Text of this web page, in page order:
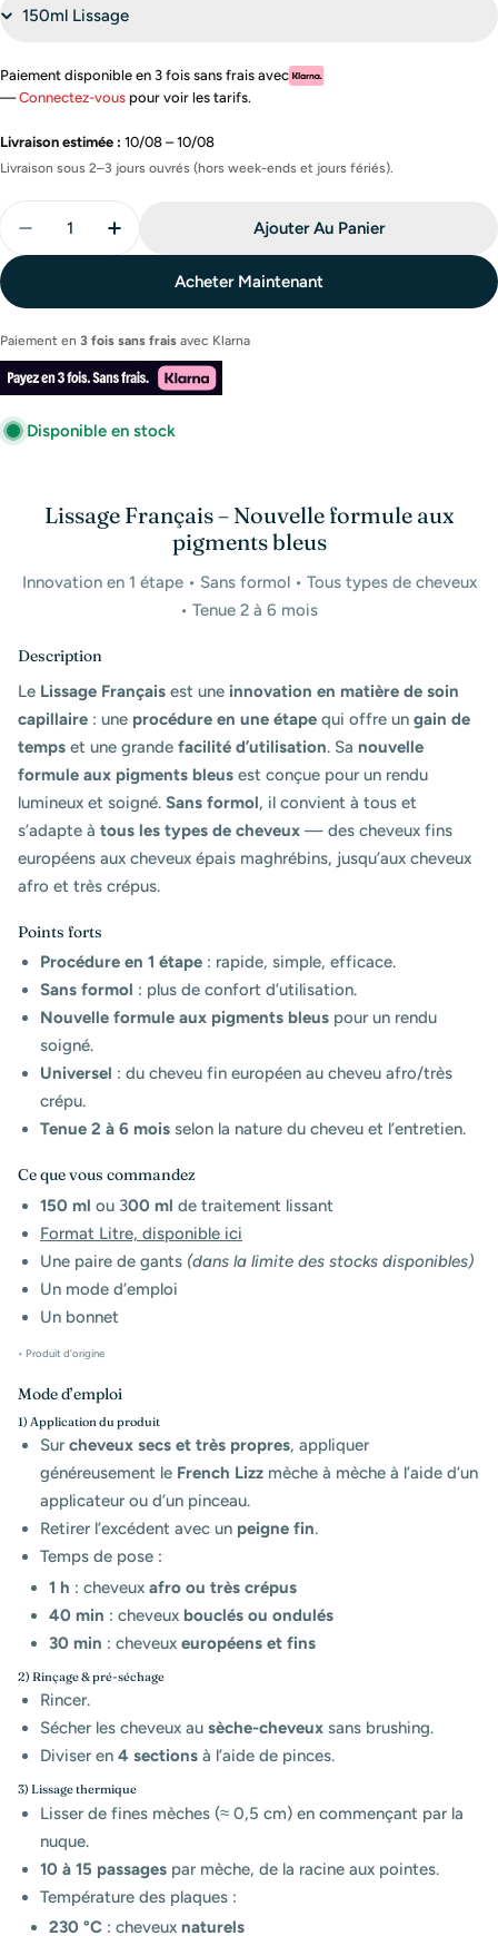
Paiement disponible en 3 fois sans frais avec
—Connectez-vous pour voir les tarifs.
Livraison estimée : 10/08 – 10/08
Livraison sous 2–3 jours ouvrés (hors week-ends et jours fériés).
Diminuer La Quantité Pour Lissage Français –
Augmenter La Quantité Pour Lissage
Ajouter Au Panier
Acheter Maintenant
Paiement en 3 fois sans frais avec Klarna
Disponible en stock
Lissage Français – Nouvelle formule aux
pigments bleus
Innovation en 1 étape • Sans formol • Tous types de cheveux
• Tenue 2 à 6 mois
Description
Le Lissage Français est une innovation en matière de soin
capillaire : une procédure en une étape qui offre un gain de
temps et une grande facilité d’utilisation. Sa nouvelle
formule aux pigments bleus est conçue pour un rendu
lumineux et soigné. Sans formol, il convient à tous et
s’adapte à tous les types de cheveux — des cheveux fins
européens aux cheveux épais maghrébins, jusqu’aux cheveux
afro et très crépus.
Points forts
Procédure en 1 étape : rapide, simple, efficace.
Sans formol : plus de confort d’utilisation.
Nouvelle formule aux pigments bleus pour un rendu
soigné.
Universel : du cheveu fin européen au cheveu afro/très
crépu.
Tenue 2 à 6 mois selon la nature du cheveu et l’entretien.
Ce que vous commandez
150 ml ou 300 ml de traitement lissant
Format Litre, disponible ici
Une paire de gants (dans la limite des stocks disponibles)
Un mode d’emploi
Un bonnet
• Produit d’origine
Mode d’emploi
1) Application du produit
Sur cheveux secs et très propres, appliquer
généreusement le French Lizz mèche à mèche à l’aide d’un
applicateur ou d’un pinceau.
Retirer l’excédent avec un peigne fin.
Temps de pose :
1 h : cheveux afro ou très crépus
40 min : cheveux bouclés ou ondulés
30 min : cheveux européens et fins
2) Rinçage & pré-séchage
Rincer.
Sécher les cheveux au sèche-cheveux sans brushing.
Diviser en 4 sections à l’aide de pinces.
3) Lissage thermique
Lisser de fines mèches (≈ 0,5 cm) en commençant par la
nuque.
10 à 15 passages par mèche, de la racine aux pointes.
Température des plaques :
230 °C: cheveux naturels